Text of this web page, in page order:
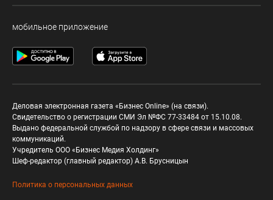
мобильное приложение
Деловая электронная газета «Бизнес Online» (на связи).
Свидетельство о регистрации СМИ Эл №ФС 77-33484 от 15.10.08.
Выдано федеральной службой по надзору в сфере связи и массовых
коммуникаций.
Учредитель ООО «Бизнес Медия Холдинг»
Шеф-редактор (главный редактор) А.В. Брусницын
Политика о персональных данных